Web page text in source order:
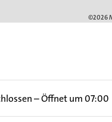
–Öffnet um 07:00